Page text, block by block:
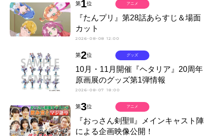
第1位
『たんプリ』第28話あらすじ＆場面
カット
2026-08-08 12:00
アニメ
第2位
10月・11月開催『ヘタリア』20周年
原画展のグッズ第1弾情報
2026-08-07 18:00
グッズ
第3位
『おっさん剣聖II』メインキャスト陣
による企画映像公開！
アニメ